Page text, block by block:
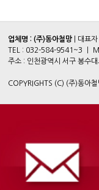
업체명 : (주)동아철망 | 대표
TEL : 032-584-9541~3 ㅣ
주소 : 인천광역시 서구 봉
COPYRIGHTS (C) (주)동아